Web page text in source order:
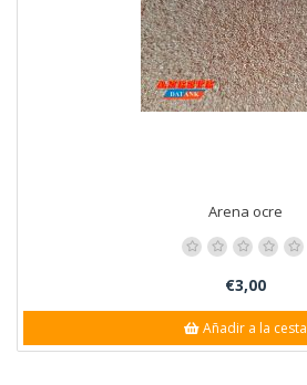
Arena ocre
€3,00
Añadir a la cesta